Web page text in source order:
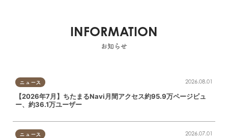
INFORMATION
お知らせ
ニュース 2026.08.01
【2026年7月】ちたまるNavi月間アクセス約95.9万ページビュ
ー、約36.1万ユーザー
ニュース 2026.07.01